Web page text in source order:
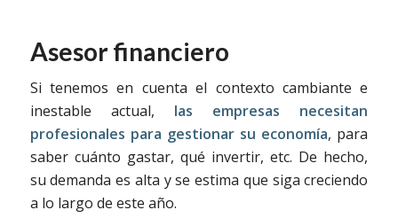
Asesor financiero
Si tenemos en cuenta el contexto cambiante e
inestable actual, las empresas necesitan
profesionales para gestionar su economía, para
saber cuánto gastar, qué invertir, etc. De hecho,
su demanda es alta y se estima que siga creciendo
a lo largo de este año.